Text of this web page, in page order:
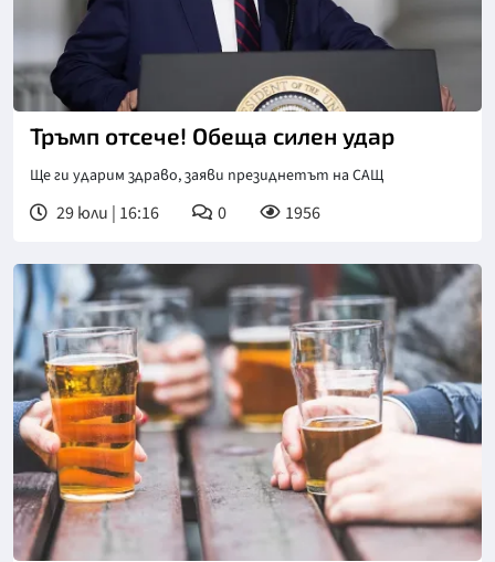
Снимка: ЕПА/БГНЕС
Тръмп отсече! Обеща силен удар
Ще ги ударим здраво, заяви президнетът на САЩ
29 юли | 16:16 0 1956
Снимка: goggle